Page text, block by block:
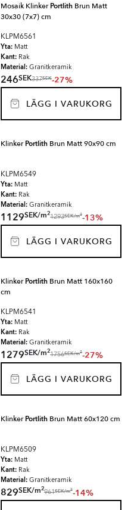
Mosaik KlinkerPortlith Brun Matt
30x30 (7x7) cm
KLPM6561
Yta: Matt
Kant: Rak
Material: Granitkeramik
246SEK337SEK-27%
LÄGG I VARUKORG
KlinkerPortlith Brun Matt 90x90 cm
KLPM6549
Yta: Matt
Kant: Rak
Material: Granitkeramik
1129SEK/m2
1293SEK/m2-13%
LÄGG I VARUKORG
KlinkerPortlith Brun Matt 160x160
cm
KLPM6541
Yta: Matt
Kant: Rak
Material: Granitkeramik
1279SEK/m2
1756SEK/m2-27%
LÄGG I VARUKORG
KlinkerPortlith Brun Matt 60x120 cm
KLPM6509
Yta: Matt
Kant: Rak
Material: Granitkeramik
829SEK/m2
961SEK/m2-14%